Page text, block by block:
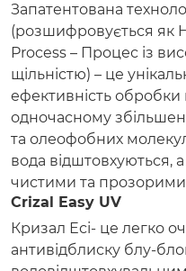
Запатентована
(розшифровується як
Process – Процес із
щільністю) – це
ефективність
одночасному
та олеофобних
вода відштовхуються,
чистими та
Crizal Easy UV
Кризал Есі- це легко
антивідблиску блу-